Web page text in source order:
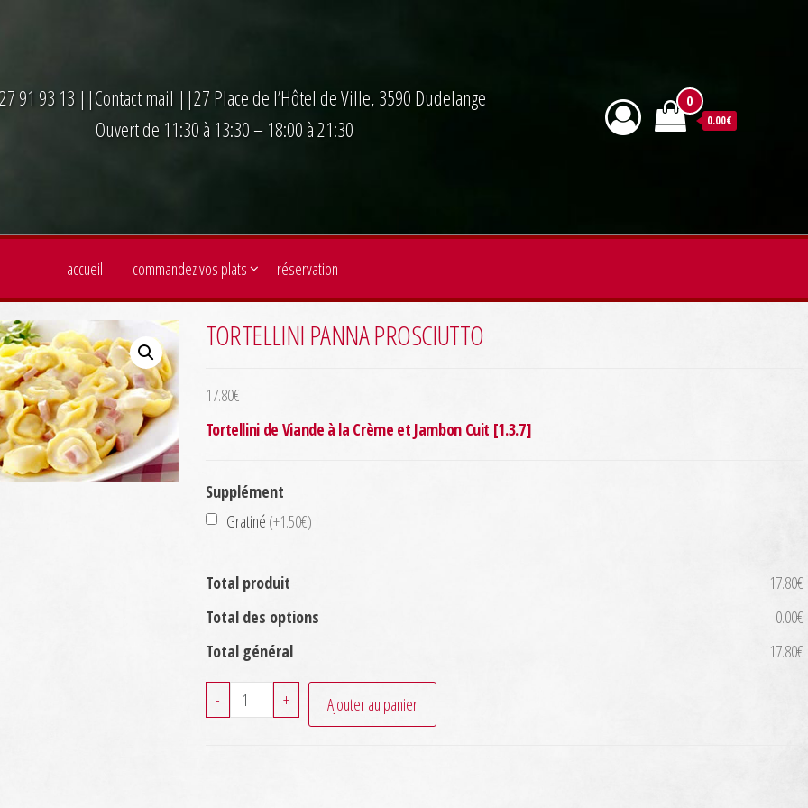
91 93 13 ||Contact mail ||27 Place de l’Hôtel de Ville, 3590 Dudelange
Ouvert de 11:30 à 13:30 – 18:00 à 21:30
0
0.00€
accueil commandez vos plats réservation
TORTELLINI PANNA PROSCIUTTO
17.80€
Tortellini de Viande à la Crème et Jambon Cuit [1.3.7]
Supplément
Gratiné (+1.50€)
Total produit
17.80€
Total des options
0.00€
Total général
17.80€
-
quantité
de
+ Ajouter au panier